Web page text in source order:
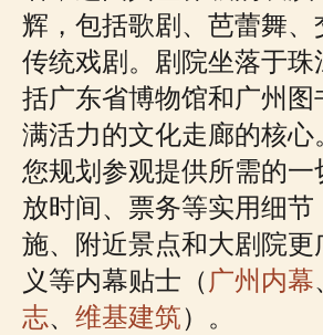
辉，包括歌剧、芭蕾舞、
传统戏剧。剧院坐落于
括广东省博物馆和广州
满活力的文化走廊的核心
您规划参观提供所需的
放时间、票务等实用细
施、附近景点和大剧院
义等内幕贴士（广州内幕、
志、 维基建筑）。